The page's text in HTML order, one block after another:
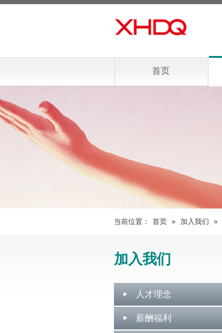
首页
当前位置： 首页 » 加入我们 »
加入我们
人才理念
薪酬福利